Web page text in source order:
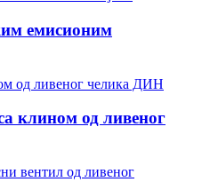
емисионим
клином од ливеног